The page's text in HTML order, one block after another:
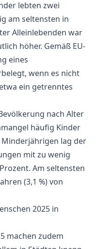
lebten zwei
am seltensten in
Alleinlebenden war
höher. Gemäß EU-
eines
wenn es nicht
ein getrenntes
nach Alter
häufig Kinder
lag der
mit zu wenig
Am seltensten
(3,1 %) von
2025 in
machen zudem